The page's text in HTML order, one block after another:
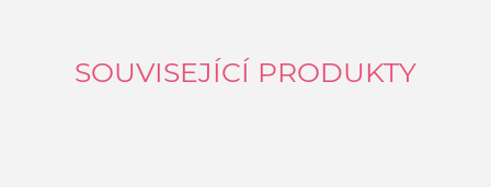
SOUVISEJÍCÍ PRODUKTY